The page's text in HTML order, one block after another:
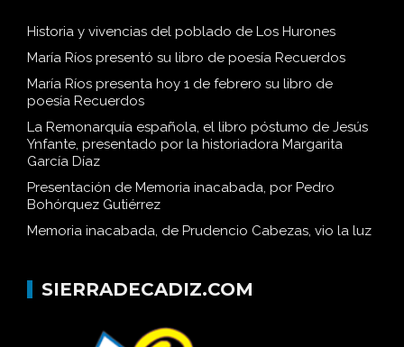
Historia y vivencias del poblado de Los Hurones
María Ríos presentó su libro de poesía Recuerdos
María Ríos presenta hoy 1 de febrero su libro de
poesía Recuerdos
La Remonarquía española, el libro póstumo de Jesús
Ynfante, presentado por la historiadora Margarita
García Díaz
Presentación de Memoria inacabada, por Pedro
Bohórquez Gutiérrez
Memoria inacabada, de Prudencio Cabezas, vio la luz
SIERRADECADIZ.COM